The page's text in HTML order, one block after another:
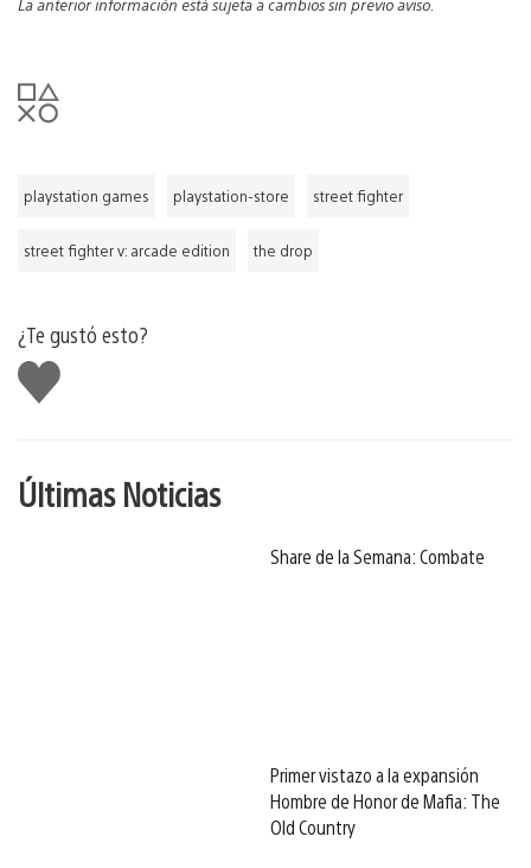
playstation games playstation-store street fighter
street fighter v: arcade edition the drop
¿Te gustó esto?
Me
gusta
Últimas Noticias
Share de la Semana: Combate
Primer vistazo a la expansión
Hombre de Honor de Mafia: The
Old Country